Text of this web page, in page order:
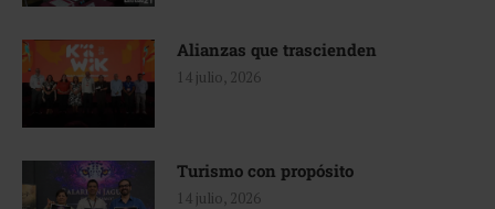
Alianzas que trascienden
14 julio, 2026
Turismo con propósito
14 julio, 2026